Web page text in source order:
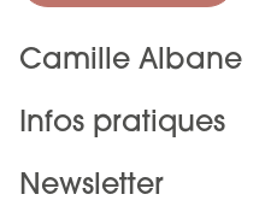
Camille Albane
Infos pratiques
Newsletter